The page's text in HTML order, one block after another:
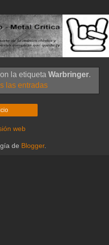
la etiqueta Warbringer.
las entradas
web
de Blogger.